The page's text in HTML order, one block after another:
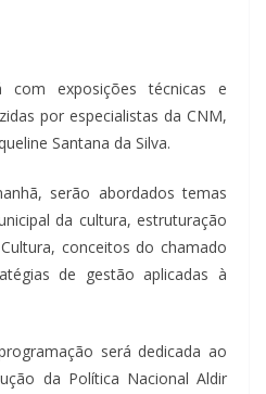
com exposições técnicas e
por especialistas da CNM,
Santana da Silva.
serão abordados temas
da cultura, estruturação
conceitos do chamado
de gestão aplicadas à
será dedicada ao
da Política Nacional Aldir